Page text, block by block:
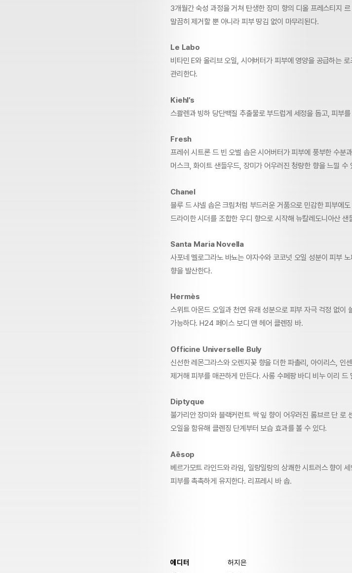
3개월간 숙성 과정을 거쳐 탄생한 장미 향의 디올 프레스티지
말끔히 제거할 뿐 아니라 피부 땅김 없이 마무리된다.
Le Labo
비타민 E와 올리브 오일, 시어버터가 피부에 영양을 공급하는
관리한다.
Kiehl’s
스콸렌과 빙하 당단백질 추출물로 부드럽게 세정을 돕고, 피부
Fresh
프레쉬 시트론 드 빈 오벌 솝은 시어버터가 피부에 풍부한 수분
머스크, 화이트 샌들우드, 장미가 어우러진 청량한 향을 느낄 수
Chanel
블루 드 샤넬 솝은 크림처럼 부드러운 거품으로 민감한 피부에
드라이한 시더를 조합한 우디 향으로 시작해 뉴칼레도니아산
Santa Maria Novella
사포네 멜로그라노 바뇨는 야자수와 코코넛 오일 성분이 피부
향을 발산한다.
Hermès
스위트 아몬드 오일과 천연 유래 성분으로 피부 자극 걱정 없이
가능하다. H24 페이스 보디 앤 헤어 클렌징 바.
Officine Universelle Buly
신선한 레몬그라스와 오렌지꽃 향을 더한 파촐리, 아이리스, 인
제거해 피부를 매끈하게 만든다. 사롱 수페팡 바디 비누 이리 드
Diptyque
불가리안 장미와 블랙커런트 싹 잎 향이 어우러진 롬브르 단 로
오일을 함유해 클렌징 단계부터 보습 효과를 볼 수 있다.
Aēsop
베르가모트 라인드와 라임, 일랑일랑의 상쾌한 시트러스 향이
피부를 촉촉하게 유지한다. 리프레시 바 솝.
에디터
허지은